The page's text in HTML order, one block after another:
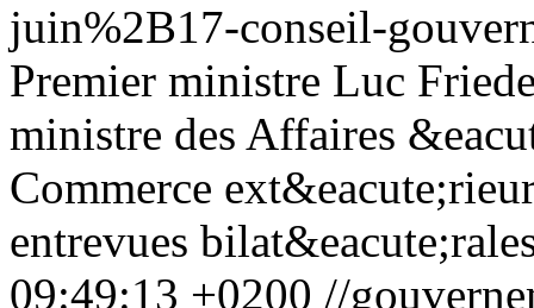
juin%2B17-conseil-
Premier ministre Luc
ministre des Affaires
Commerce
entrevues
09:49:13 +0200 //